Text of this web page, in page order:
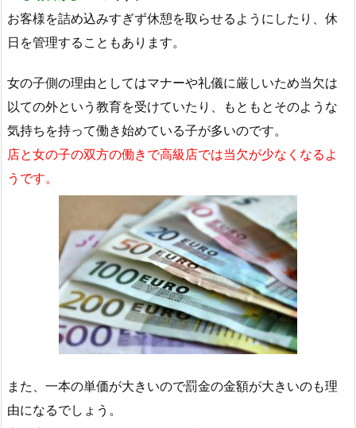
お客様を詰め込みすぎず休憩を取らせるようにしたり、休
日を管理することもあります。
女の子側の理由としてはマナーや礼儀に厳しいため当欠は
以ての外という教育を受けていたり、もともとそのような
気持ちを持って働き始めている子が多いのです。
店と女の子の双方の働きで高級店では当欠が少なくなるよ
うです。
また、一本の単価が大きいので罰金の金額が大きいのも理
由になるでしょう。